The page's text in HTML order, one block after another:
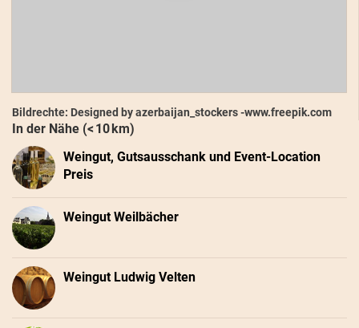
Bildrechte: Designed by azerbaijan_stockers -www.freepik.com
In der Nähe (< 10 km)
Weingut, Gutsausschank und Event-Location
Preis
Weingut Weilbächer
Weingut Ludwig Velten